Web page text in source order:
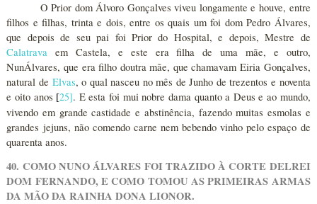
O Prior dom Álvoro Gonçalves viveu longamente e houve, entre
filhos e filhas, trinta e dois, entre os quais um foi dom Pedro Álvares,
que depois de seu pai foi Prior do Hospital, e depois, Mestre de
Calatrava em Castela, e este era filha de uma mãe, e outro,
NunÁlvares, que era filho doutra mãe, que chamavam Eiria Gonçalves,
natural de Elvas, o qual nasceu no mês de Junho de trezentos e noventa
e oito anos [25]. E esta foi mui nobre dama quanto a Deus e ao mundo,
vivendo em grande castidade e abstinência, fazendo muitas esmolas e
grandes jejuns, não comendo carne nem bebendo vinho pelo espaço de
quarenta anos.
40. COMO NUNO ÁLVARES FOI TRAZIDO À CORTE DELREI
DOM FERNANDO, E COMO TOMOU AS PRIMEIRAS ARMAS
DA MÃO DA RAINHA DONA LIONOR.